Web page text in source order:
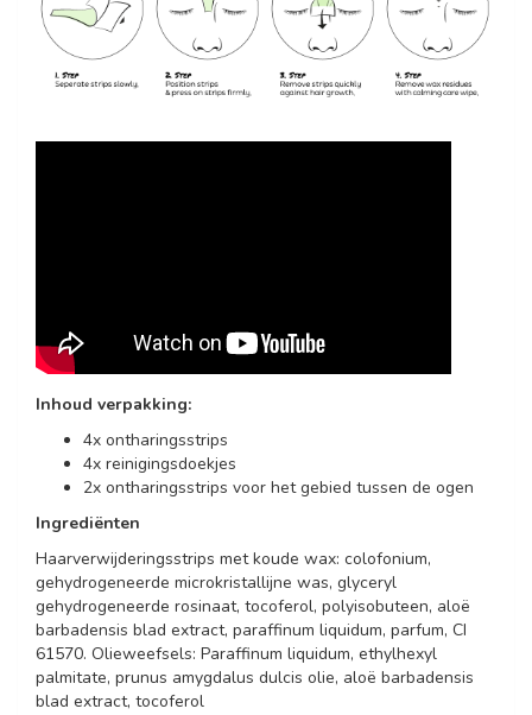
Inhoud verpakking:
4x ontharingsstrips
4x reinigingsdoekjes
2x ontharingsstrips voor het gebied tussen de ogen
Ingrediënten
Haarverwijderingsstrips met koude wax: colofonium,
gehydrogeneerde microkristallijne was, glyceryl
gehydrogeneerde rosinaat, tocoferol, polyisobuteen, aloë
barbadensis blad extract, paraffinum liquidum, parfum, CI
61570. Olieweefsels: Paraffinum liquidum, ethylhexyl
palmitate, prunus amygdalus dulcis olie, aloë barbadensis
blad extract, tocoferol